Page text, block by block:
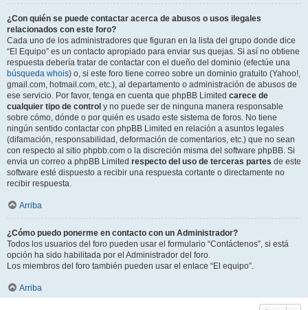
¿Con quién se puede contactar acerca de abusos o usos ilegales
relacionados con este foro?
Cada uno de los administradores que figuran en la lista del grupo donde dice
“El Equipo” es un contacto apropiado para enviar sus quejas. Si así no obtiene
respuesta debería tratar de contactar con el dueño del dominio (efectúe una
búsqueda whois) o, si este foro tiene correo sobre un dominio gratuito (Yahoo!,
gmail.com, hotmail.com, etc.), al departamento o administración de abusos de
ese servicio. Por favor, tenga en cuenta que phpBB Limited carece de
cualquier tipo de control y no puede ser de ninguna manera responsable
sobre cómo, dónde o por quién es usado este sistema de foros. No tiene
ningún sentido contactar con phpBB Limited en relación a asuntos legales
(difamación, responsabilidad, deformación de comentarios, etc.) que no sean
con respecto al sitio phpbb.com o la discreción misma del software phpBB. Si
envia un correo a phpBB Limited respecto del uso de terceras partes de este
software esté dispuesto a recibir una respuesta cortante o directamente no
recibir respuesta.
Arriba
¿Cómo puedo ponerme en contacto con un Administrador?
Todos los usuarios del foro pueden usar el formulario “Contáctenos”, si está
opción ha sido habilitada por el Administrador del foro.
Los miembros del foro también pueden usar el enlace “El equipo”.
Arriba